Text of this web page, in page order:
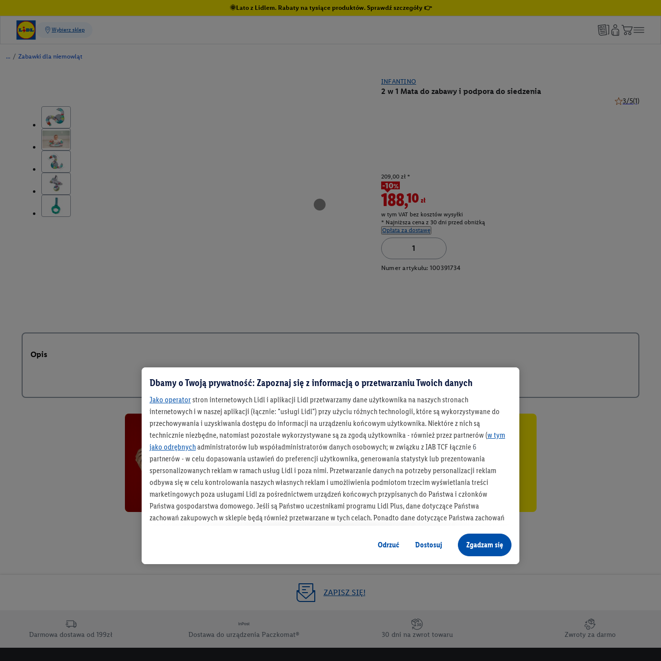
🌞Lato z Lidlem. Rabaty na tysiące produktów. Sprawdź szczegóły 👉
/ Zabawki dla niemowląt
INFANTINO
2 w 1 Mata do zabawy i podpora do siedzenia
3/5(1)
209,00 zł *
-10%
188,10zł
w tym VAT bez kosztów wysyłki
* Najniższa cena z 30 dni przed obniżką
Opłata za dostawę
Numer artykułu: 100391734
Opis
Bądź na bieżąco
Otrzymuj newsletter Lidla
Zapisz się!
ZAPISZ SIĘ!
Darmowa dostawa od 199zł Dostawa do urządzenia Paczkomat® 30 dni na zwrot towaru Zwroty za darmo
Dbamy o Twoją prywatność: Zapoznaj się z informacją o przetwarzaniu Twoich danych
Jako operatorstron internetowych Lidl i aplikacji Lidl przetwarzamy dane użytkownika na naszych stronach
internetowych i w naszej aplikacji (łącznie: "usługi Lidl") przy użyciu różnych technologii, które są wykorzystywane do
przechowywania i uzyskiwania dostępu do informacji na urządzeniu końcowym użytkownika. Niektóre z nich są
technicznie niezbędne, natomiast pozostałe wykorzystywane są za zgodą użytkownika - również przez partnerów (w tym
jako odrębnychadministratorów lub współadministratorów danych osobowych; w związku z IAB TCF łącznie 6
partnerów - w celu dopasowania ustawień do preferencji użytkownika, generowania statystyk lub prezentowania
spersonalizowanych reklam w ramach usług Lidl i poza nimi. Przetwarzanie danych na potrzeby personalizacji reklam
odbywa się w celu kontrolowania naszych własnych reklam i umożliwienia podmiotom trzecim wyświetlania treści
marketingowych poza usługami Lidl za pośrednictwem urządzeń końcowych przypisanych do Państwa i członków
Państwa gospodarstwa domowego. Jeśli są Państwo uczestnikami programu Lidl Plus, dane dotyczące Państwa
zachowań zakupowych w sklepie będą również przetwarzane w tych celach. Ponadto dane dotyczące Państwa zachowań
jako niezależny administrator danych
Tworzenie spersonalizowanych reklam opiera się na generowaniu profili, które są również wzbogacane o dane z innych
informacji z konta klienta - np. wieku lub płci - a także dokładnych danych dotyczących lokalizacji), również przez różne
urządzenia końcowe i usługi Lidl, w tym przechowywanie lub uzyskiwanie dostępu do informacji na urządzeniach
przetwarzanie odbywa się również w celu pomiaru wydajności/skuteczności reklamy, badania grup docelowych,
opracowywania ofert oraz zapewnienia bezpieczeństwa technicznego i optymalizacji wyświetlania konkretnych treści.
Odrzuć Dostosuj Zgadzam się